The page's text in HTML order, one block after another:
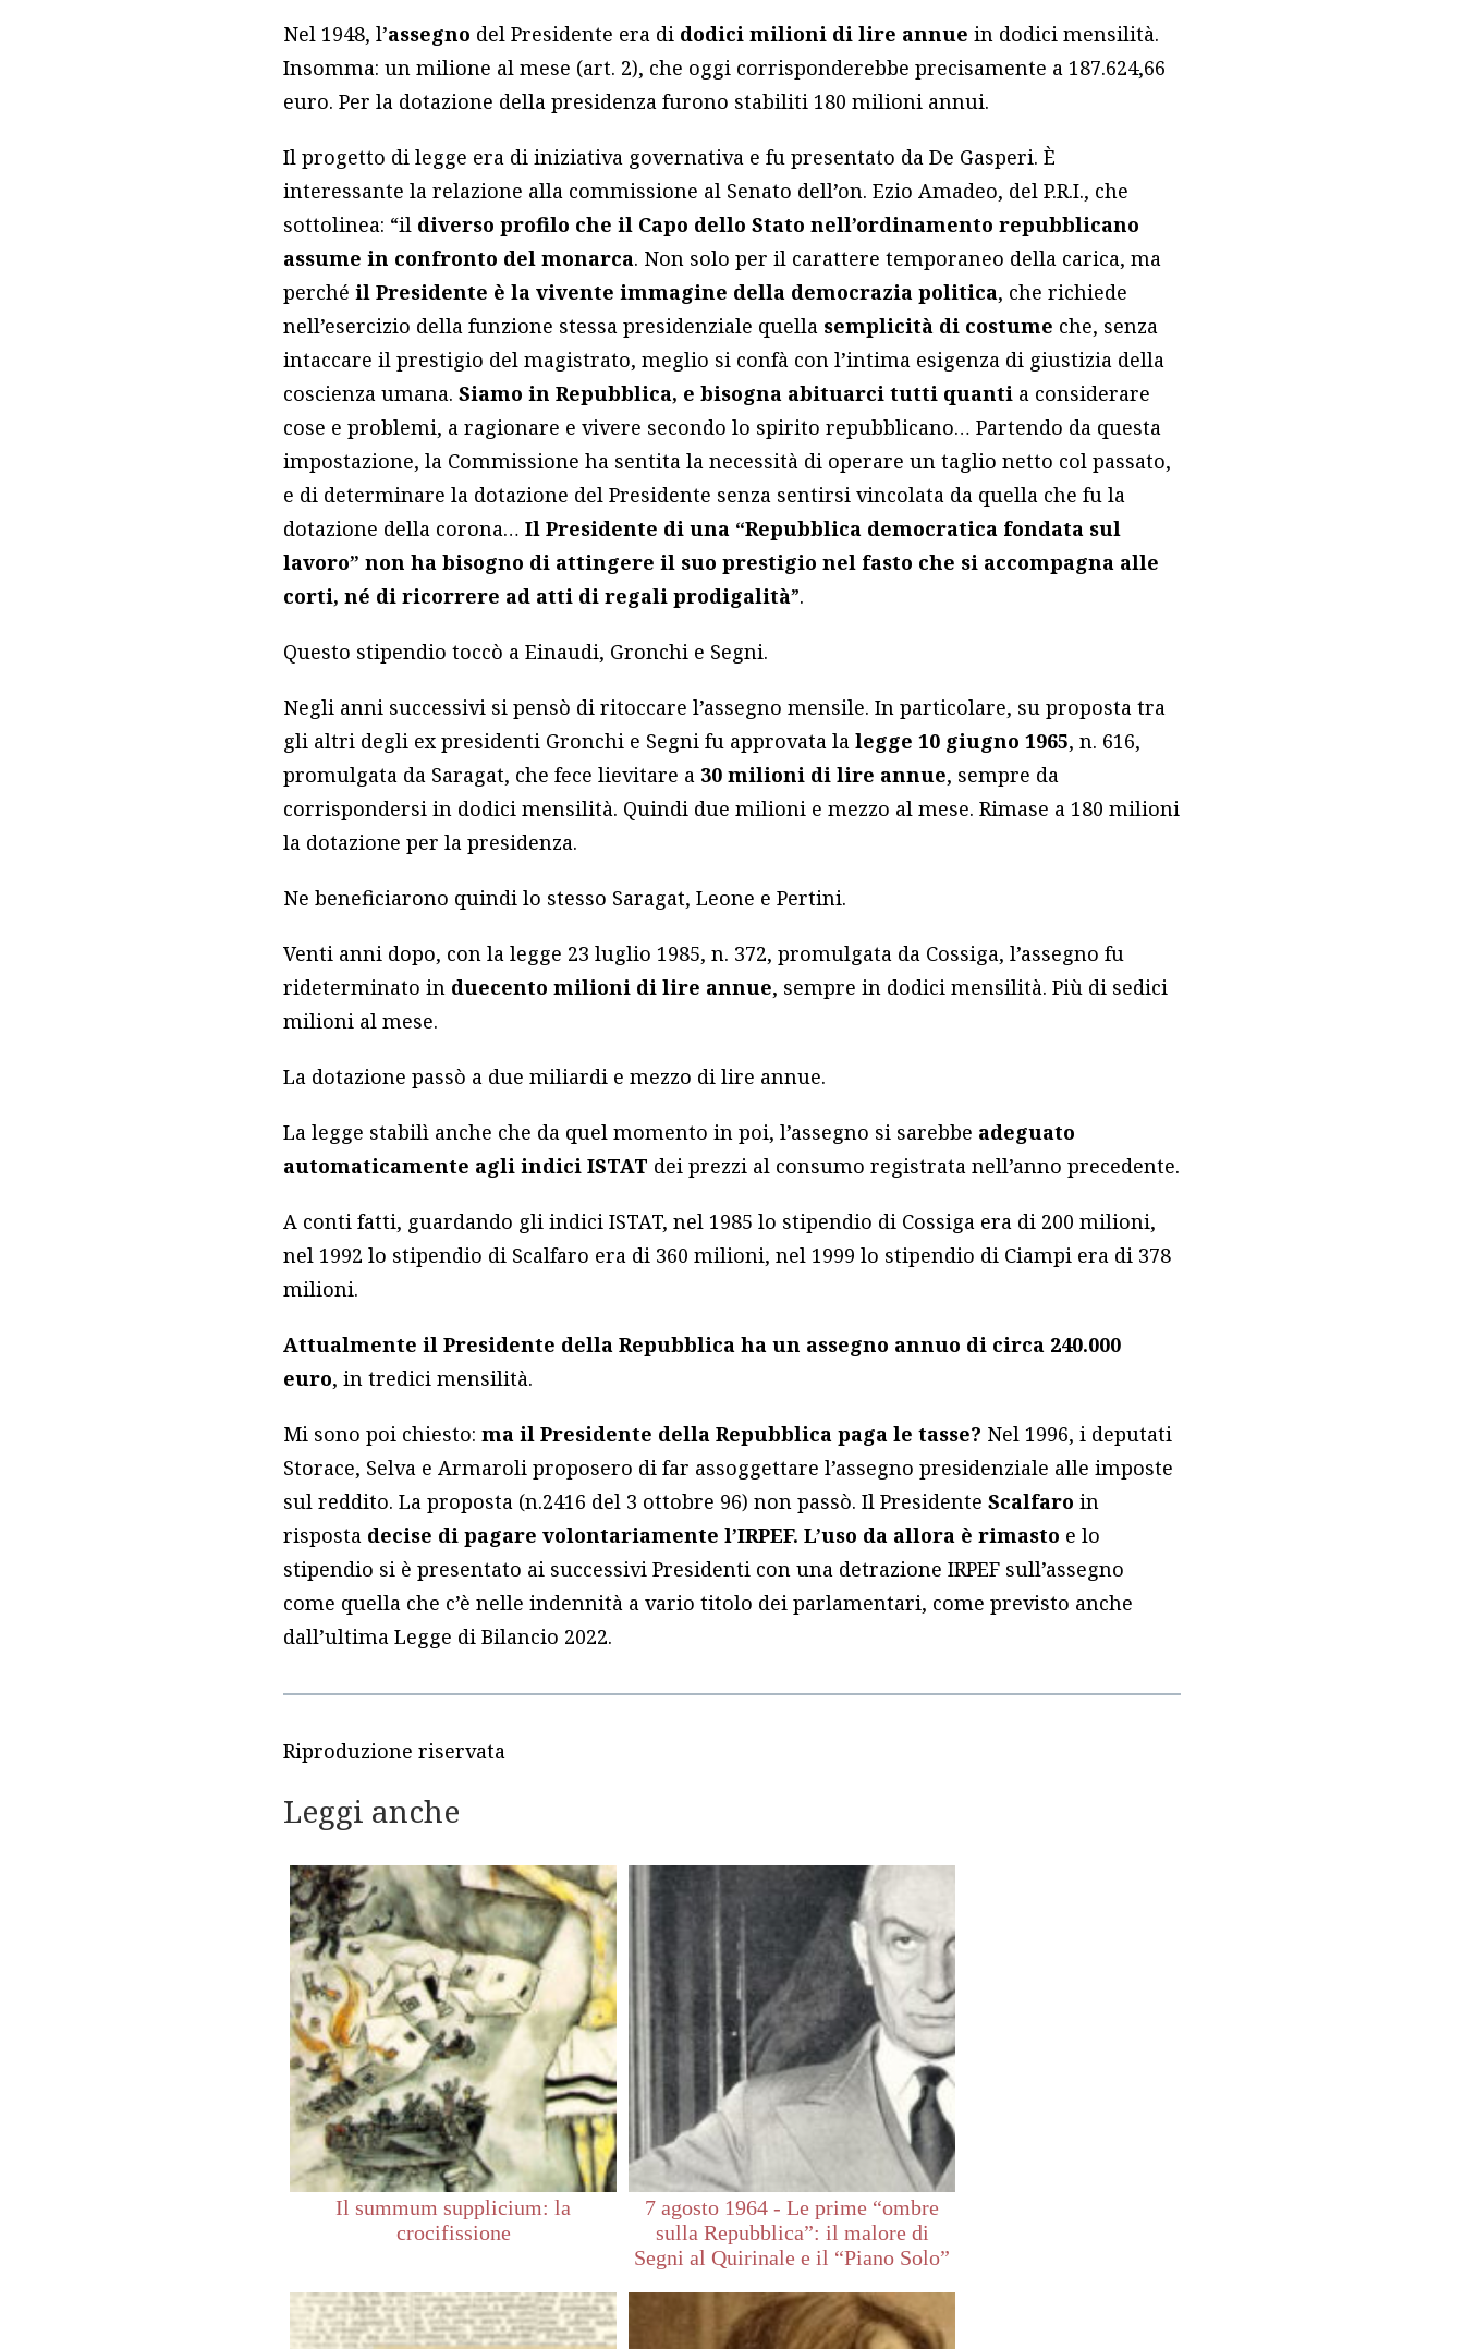
Nel 1948, l’assegno del Presidente era di dodici milioni di lire annuein dodici mensilità.
Insomma: un milione al mese (art. 2), che oggi corrisponderebbe precisamente a 187.624,66
euro. Per la dotazione della presidenza furono stabiliti 180 milioni annui.
Il progetto di legge era di iniziativa governativa e fu presentato da De Gasperi. È
interessante la relazione alla commissione al Senato dell’on. Ezio Amadeo, del P.R.I., che
sottolinea: “il diverso profilo che il Capo dello Stato nell’ordinamento repubblicano
assume in confronto del monarca. Non solo per il carattere temporaneo della carica, ma
perchéil Presidente è la vivente immagine della democrazia politica, che richiede
nell’esercizio della funzione stessa presidenziale quella semplicità di costume che, senza
intaccare il prestigio del magistrato, meglio si confà con l’intima esigenza di giustizia della
coscienza umana.Siamo in Repubblica, e bisogna abituarci tutti quanti a considerare
cose e problemi, a ragionare e vivere secondo lo spirito repubblicano… Partendo da questa
impostazione, la Commissione ha sentita la necessità di operare un taglio netto col passato,
e di determinare la dotazione del Presidente senza sentirsi vincolata da quella che fu la
dotazione della corona…Il Presidente di una “Repubblica democratica fondata sul
lavoro” non ha bisogno di attingere il suo prestigio nel fasto che si accompagna alle
corti, né di ricorrere ad atti di regali prodigalità”.
Questo stipendio toccò a Einaudi, Gronchi e Segni.
Negli anni successivi si pensò di ritoccare l’assegno mensile. In particolare, su proposta tra
gli altri degli ex presidenti Gronchi e Segni fu approvata lalegge 10 giugno 1965, n. 616,
promulgata da Saragat, che fece lievitare a 30 milioni di lire annue, sempre da
corrispondersi in dodici mensilità. Quindi due milioni e mezzo al mese. Rimase a 180 milioni
la dotazione per la presidenza.
Ne beneficiarono quindi lo stesso Saragat, Leone e Pertini.
Venti anni dopo, con la legge 23 luglio 1985, n. 372, promulgata da Cossiga, l’assegno fu
rideterminato in duecento milioni di lire annue, sempre in dodici mensilità. Più di sedici
milioni al mese.
La dotazione passò a due miliardi e mezzo di lire annue.
La legge stabilì anche che da quel momento in poi, l’assegno si sarebbe adeguato
automaticamente agli indici ISTAT dei prezzi al consumo registrata nell’anno precedente.
A conti fatti, guardando gli indici ISTAT, nel 1985 lo stipendio di Cossiga era di 200 milioni,
nel 1992 lo stipendio di Scalfaro era di 360 milioni, nel 1999 lo stipendio di Ciampi era di 378
milioni.
Attualmente il Presidente della Repubblica ha un assegno annuo di circa 240.000
euro, in tredici mensilità.
Mi sono poi chiesto:ma il Presidente della Repubblica paga le tasse? Nel 1996, i deputati
Storace, Selva e Armaroli proposero di far assoggettare l’assegno presidenziale alle imposte
sul reddito. La proposta (n.2416 del 3 ottobre 96) non passò. Il PresidenteScalfaro in
risposta decise di pagare volontariamente l’IRPEF. L’uso da allora è rimasto e lo
stipendio si è presentato ai successivi Presidenti con una detrazione IRPEF sull’assegno
come quella che c’è nelle indennità a vario titolo dei parlamentari, come previsto anche
dall’ultima Legge di Bilancio 2022.
Riproduzione riservata
Leggi anche
Il summum supplicium: la
crocifissione
7 agosto 1964 - Le prime “ombre
sulla Repubblica”: il malore di
Segni al Quirinale e il “Piano Solo”